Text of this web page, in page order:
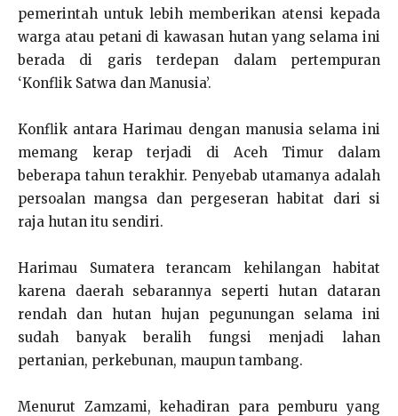
pemerintah untuk lebih memberikan atensi kepada
warga atau petani di kawasan hutan yang selama ini
berada di garis terdepan dalam pertempuran
‘Konflik Satwa dan Manusia’.
Konflik antara Harimau dengan manusia selama ini
memang kerap terjadi di Aceh Timur dalam
beberapa tahun terakhir. Penyebab utamanya adalah
persoalan mangsa dan pergeseran habitat dari si
raja hutan itu sendiri.
Harimau Sumatera terancam kehilangan habitat
karena daerah sebarannya seperti hutan dataran
rendah dan hutan hujan pegunungan selama ini
sudah banyak beralih fungsi menjadi lahan
pertanian, perkebunan, maupun tambang.
Menurut Zamzami, kehadiran para pemburu yang